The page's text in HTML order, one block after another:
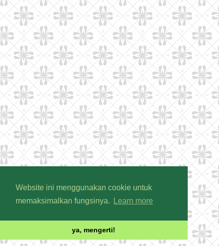
Website ini menggunakan cookie untuk
memaksimalkan fungsinya.
Learn more
ya, mengerti!